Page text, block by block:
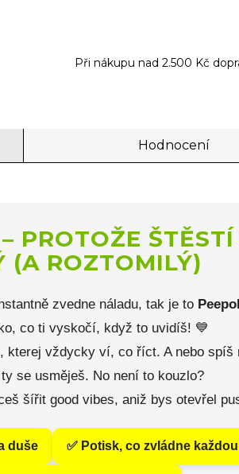
Při nákupu nad 2.500 Kč
Hodnocení
PROTOŽE ŠTĚSTÍ
(A ROZTOMILÝ)
zvedne náladu, tak je to
co ti vyskočí, když to uvidíš! 💙
kterej vždycky ví, co říct. A nebo spíš
se usměješ. No není to kouzlo?
šířit good vibes, aniž bys otevřel
duše ✅ Potisk, co zvládne